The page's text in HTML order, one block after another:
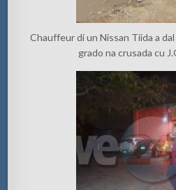
Chauffeur di un Nissan Tiida a
grado na crusada cu